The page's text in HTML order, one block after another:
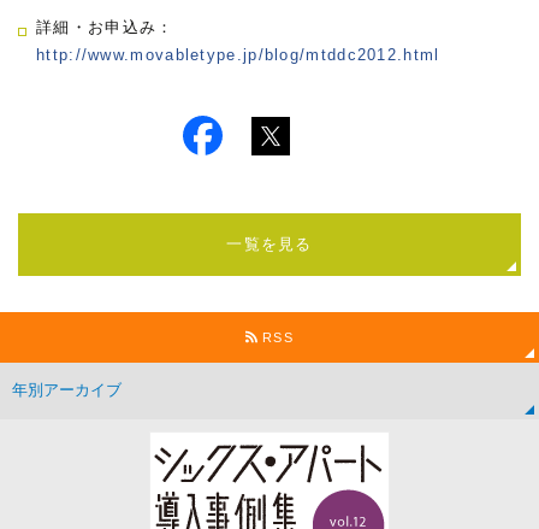
詳細・お申込み：
http://www.movabletype.jp/blog/mtddc2012.html
一覧を見る
RSS